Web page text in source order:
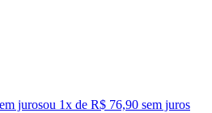
jurosou 1x de R$ 76,90 sem juros